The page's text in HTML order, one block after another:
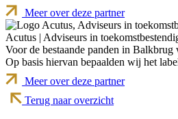
Meer over deze partner
Acutus | Adviseurs in
Voor de bestaande panden in
Op basis hiervan bepaalden wij het
Meer over deze partner
Terug naar overzicht